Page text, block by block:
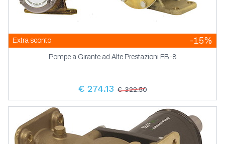
Extra sconto -15%
Pompe a Girante ad Alte Prestazioni FB-8
€ 274.13 € 322.50